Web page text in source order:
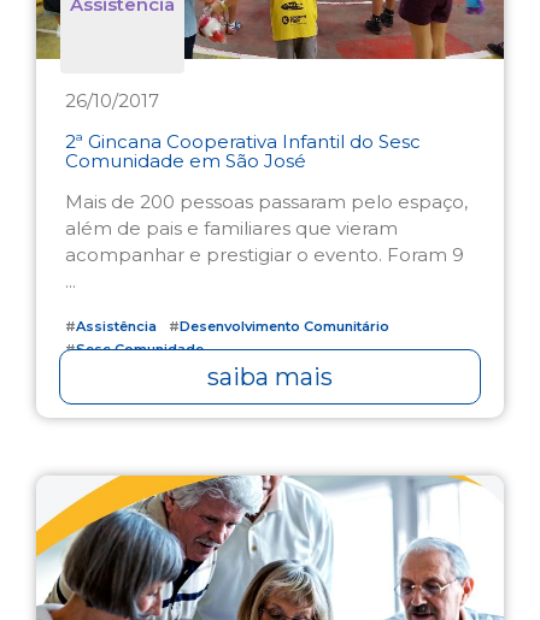
26/10/2017
2ª Gincana Cooperativa Infantil do Sesc
Comunidade em São José
Mais de 200 pessoas passaram pelo espaço,
além de pais e familiares que vieram
acompanhar e prestigiar o evento. Foram 9
...
#Assistência #Desenvolvimento Comunitário
#Sesc Comunidade
saiba mais